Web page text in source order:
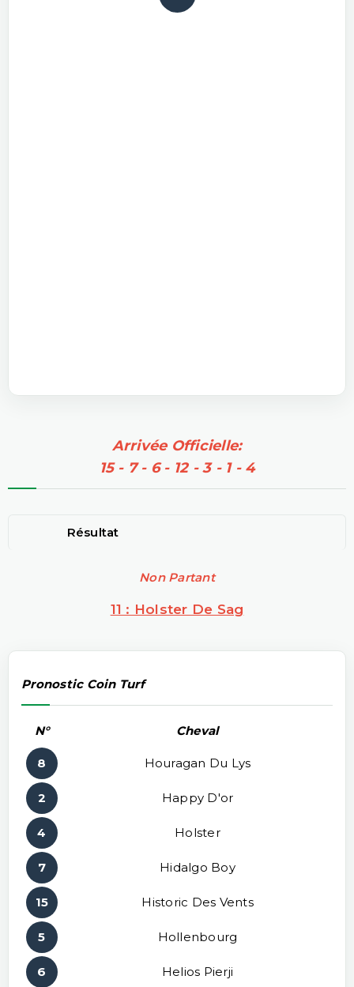
Arrivée Officielle:
15 - 7 - 6 - 12 - 3 - 1 - 4
Résultat
Non Partant
11 : Holster De Sag
Pronostic Coin Turf
N° Cheval
8 Houragan Du Lys
2 Happy D'or
4 Holster
7 Hidalgo Boy
15 Historic Des Vents
5 Hollenbourg
6 Helios Pierji